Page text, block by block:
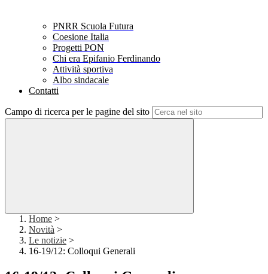
PNRR Scuola Futura
Coesione Italia
Progetti PON
Chi era Epifanio Ferdinando
Attività sportiva
Albo sindacale
Contatti
Campo di ricerca per le pagine del sito
Home >
Novità >
Le notizie >
16-19/12: Colloqui Generali